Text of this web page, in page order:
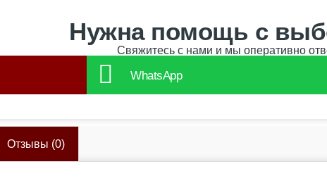
Нужна помощь с
Свяжитесь с нами и мы оперативно
WhatsApp
Отзывы (0)